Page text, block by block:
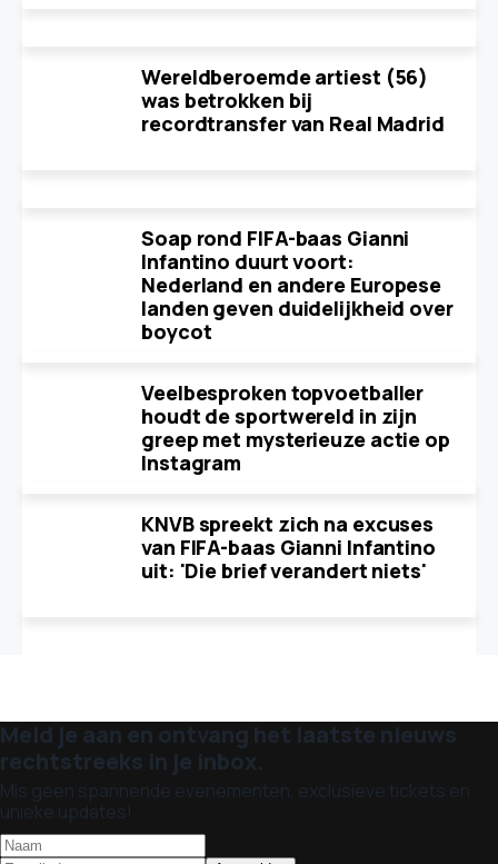
Wereldberoemde artiest (56)
was betrokken bij
recordtransfer van Real Madrid
Soap rond FIFA-baas Gianni
Infantino duurt voort:
Nederland en andere Europese
landen geven duidelijkheid over
boycot
Veelbesproken topvoetballer
houdt de sportwereld in zijn
greep met mysterieuze actie op
Instagram
KNVB spreekt zich na excuses
van FIFA-baas Gianni Infantino
uit: 'Die brief verandert niets'
Meld je aan en ontvang het laatste nieuws
rechtstreeks in je inbox.
Mis geen spannende evenementen, exclusieve tickets en
unieke updates!